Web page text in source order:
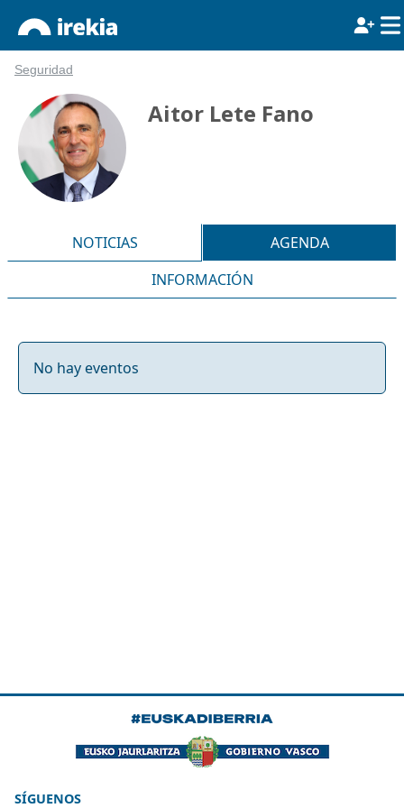
Seguridad
Aitor Lete Fano
NOTICIAS
AGENDA
INFORMACIÓN
No hay eventos
SÍGUENOS